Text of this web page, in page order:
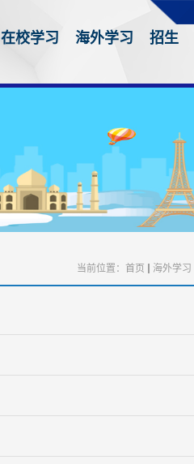
在校学习 海外学习 招生
当前位置： 首页 海外学习